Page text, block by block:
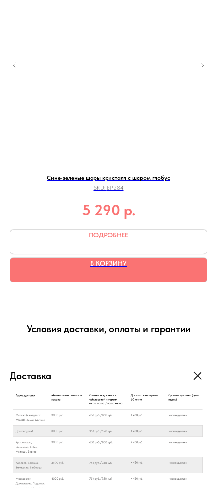
Сине-зеленые шары кристалл с шаром глобус
SKU: БР284
5 290 р.
ПОДРОБНЕЕ
В КОРЗИНУ
Условия доставки, оплаты и гарантии
Доставка